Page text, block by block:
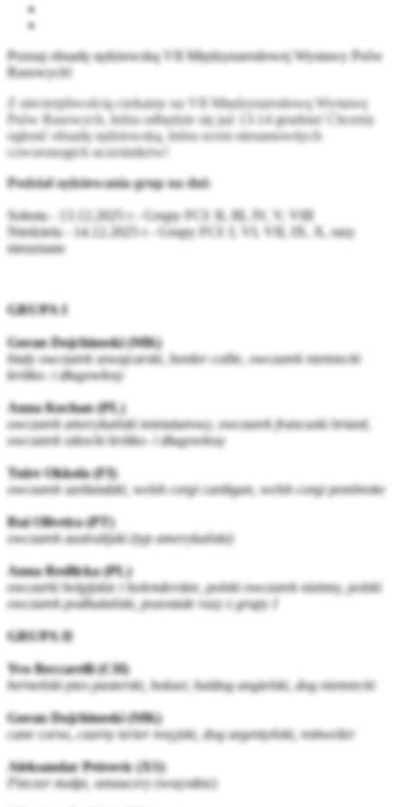
Poznaj obsadę sędziowską VII Międzynarodowej Wystawy Psów
Rasowych!
Z niecierpliwością czekamy na VII Międzynarodową Wystawę
Psów Rasowych, która odbędzie się już 13-14 grudnia! Chcemy
ogłosić obsadę sędziowską, która oceni niesamowitych
czworonogich uczestników!
Podział sędziowania grup na dni:
Sobota - 13.12.2025 r - Grupy FCI: II, III, IV, V, VIII
Niedziela - 14.12.2025 r - Grupy FCI: I, VI, VII, IX, X, rasy
nieuznane
GRUPA I
Goran Dojchinoski (MK)
biały owczarek szwajcarski, border collie, owczarek niemiecki
krótko- i długowłosy
Anna Kochan (PL)
owczarek amerykański miniaturowy, owczarek francuski briard,
owczarek szkocki krótko- i długowłosy
Tuire Okkola (FI)
owczarek szetlandzki, welsh corgi cardigan, welsh corgi pembroke
Rui Oliveira (PT)
owczarek australijski (typ amerykański)
Anna Redlicka (PL)
owczarki belgijskie i holenderskie, polski owczarek nizinny, polski
owczarek podhalański, pozostałe rasy z grupy I
GRUPA II
Yvo Beccarelli (CH)
berneński pies pasterski, bokser, buldog angielski, dog niemiecki
Goran Dojchinoski (MK)
cane corso, czarny terier rosyjski, dog argentyński, rottweiler
Aleksandar Petrovic (XS)
Pinczer małpi, sznaucery (wszystkie)